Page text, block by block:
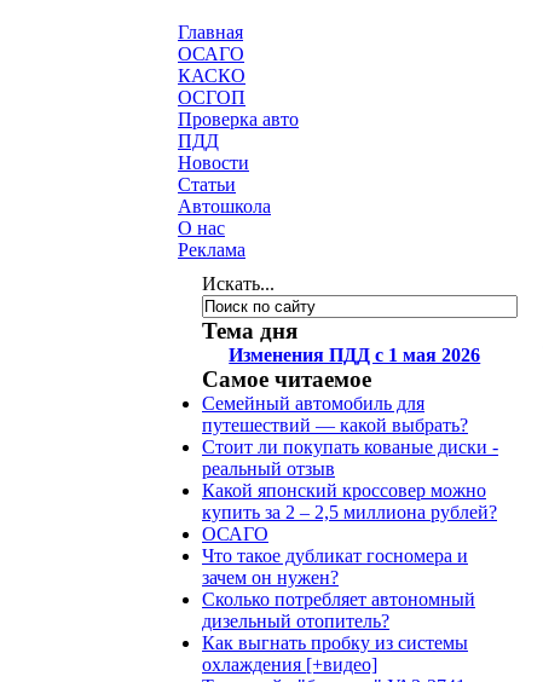
Главная
ОСАГО
КАСКО
ОСГОП
Проверка авто
ПДД
Новости
Статьи
Автошкола
О нас
Реклама
Искать...
Тема дня
Изменения ПДД с 1 мая 2026
Самое читаемое
Семейный автомобиль для
путешествий — какой выбрать?
Стоит ли покупать кованые диски -
реальный отзыв
Какой японский кроссовер можно
купить за 2 – 2,5 миллиона рублей?
ОСАГО
Что такое дубликат госномера и
зачем он нужен?
Сколько потребляет автономный
дизельный отопитель?
Как выгнать пробку из системы
охлаждения [+видео]